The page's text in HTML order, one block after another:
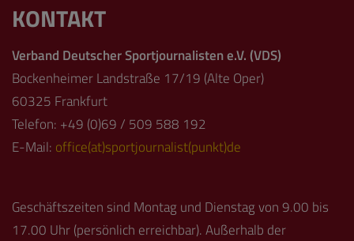
KONTAKT
Verband Deutscher Sportjournalisten e.V. (VDS)
Bockenheimer Landstraße 17/19 (Alte Oper)
60325 Frankfurt
Telefon: +49 (0)69 / 509 588 192
E-Mail: office(at)sportjournalist(punkt)de
Geschäftszeiten sind Montag und Dienstag von 9.00 bis
17.00 Uhr (persönlich erreichbar). Außerhalb der